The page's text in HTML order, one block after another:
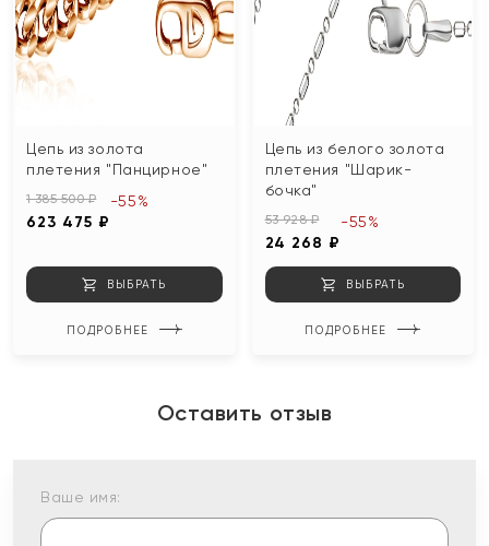
Цепь из золота
плетения "Панцирное"
1 385 500 ₽
623 475 ₽
-55%
ВЫБРАТЬ
ПОДРОБНЕЕ
Цепь из белого золота
плетения "Шарик-
бочка"
53 928 ₽
24 268 ₽
-55%
ВЫБРАТЬ
ПОДРОБНЕЕ
Оставить отзыв
Ваше имя: